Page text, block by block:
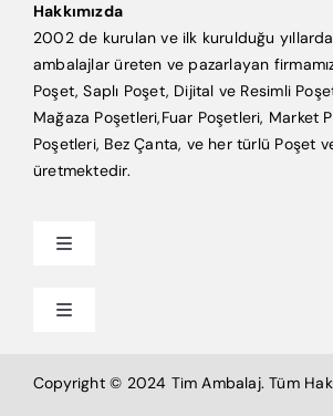
Hakkımızda
2002 de kurulan ve ilk kurulduğu
ambalajlar üreten ve pazarlayan
Poşet, Saplı Poşet, Dijital ve Resimli
Mağaza Poşetleri,Fuar Poşetleri, Market
Poşetleri, Bez Çanta, ve her türlü Poşet
üretmektedir.
Toggle
Anasayfa
Tim Ambalaj
Toggle
Copyright © 2024 Tim Ambalaj. Tüm